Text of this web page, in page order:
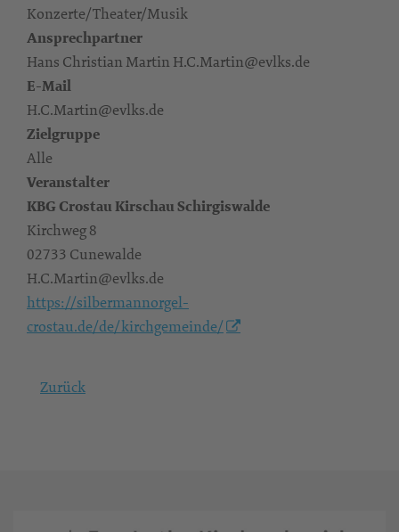
Konzerte/Theater/Musik
Ansprechpartner
Hans Christian Martin H.C.Martin@evlks.de
E-Mail
H.C.Martin@evlks.de
Zielgruppe
Alle
Veranstalter
KBG Crostau Kirschau Schirgiswalde
Kirchweg 8
02733 Cunewalde
H.C.Martin@evlks.de
https://silbermannorgel-
crostau.de/de/kirchgemeinde/
Zurück